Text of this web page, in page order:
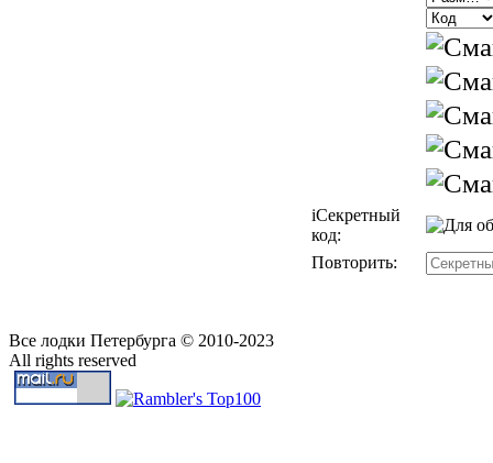
iСекретный
код:
Повторить:
Все лодки Петербурга © 2010-2023
All rights reserved